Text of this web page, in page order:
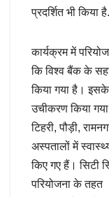
प्रदर्शित भी किया है.
कार्यक्रम में
कि विश्व बैंक के
किया गया है।
उचीकरण किया
टिहरी, पौड़ी,
अस्पतालों में
किए गए हैं। सिटी
परियोजना के तहत